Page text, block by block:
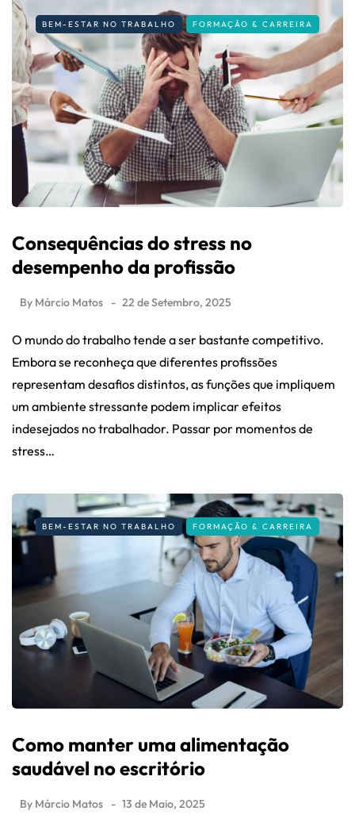
BEM-ESTAR NO TRABALHO FORMAÇÃO & CARREIRA
Consequências do stress no
desempenho da profissão
By Márcio Matos 22 de Setembro, 2025
O mundo do trabalho tende a ser bastante competitivo.
Embora se reconheça que diferentes profissões
representam desafios distintos, as funções que impliquem
um ambiente stressante podem implicar efeitos
indesejados no trabalhador. Passar por momentos de
stress…
BEM-ESTAR NO TRABALHO FORMAÇÃO & CARREIRA
Como manter uma alimentação
saudável no escritório
By Márcio Matos 13 de Maio, 2025